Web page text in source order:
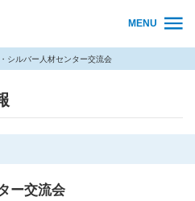
MENU
シルバー人材センター交流会
ー交流会